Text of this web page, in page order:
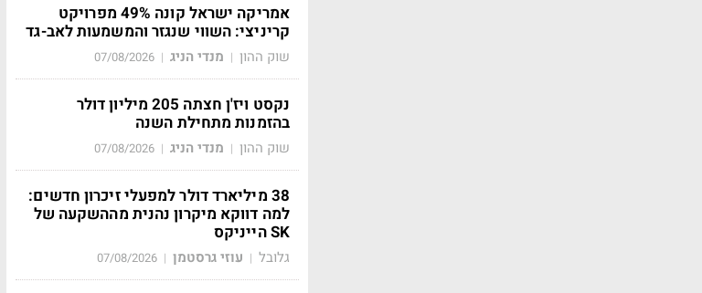
אמריקה ישראל קונה 49% מפרויקט
קריניצי: השווי שנגזר והמשמעות לאב-גד
שוק ההון | מנדי הניג |
07/08/2026
נקסט ויז'ן חצתה 205 מיליון דולר
בהזמנות מתחילת השנה
שוק ההון | מנדי הניג |
07/08/2026
38 מיליארד דולר למפעלי זיכרון חדשים:
למה דווקא מיקרון נהנית מההשקעה של
SK הייניקס
גלובל | עוזי גרסטמן |
07/08/2026